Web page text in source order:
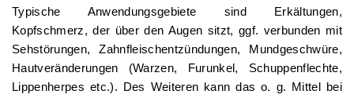
Typische Anwendungsgebiete sind Erkältungen,
Kopfschmerz, der über den Augen sitzt, ggf. verbunden mit
Sehstörungen, Zahnfleischentzündungen, Mundgeschwüre,
Hautveränderungen (Warzen, Furunkel, Schuppenflechte,
Lippenherpes etc.). Des Weiteren kann das o. g. Mittel bei